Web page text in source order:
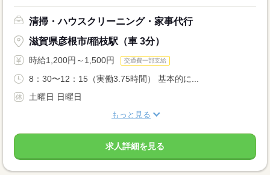
清掃・ハウスクリーニング・家事代行
滋賀県彦根市/稲枝駅（車 3分）
時給1,200円～1,500円 交通費一部支給
8：30〜12：15（実働3.75時間） 基本的に...
土曜日 日曜日
もっと見る
求人詳細を見る